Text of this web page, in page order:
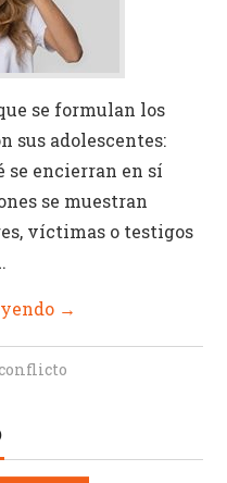
se formulan los
sus adolescentes:
se encierran en sí
se muestran
víctimas o testigos
→